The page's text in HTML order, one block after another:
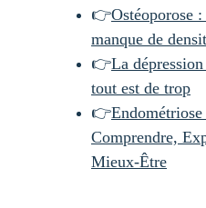
👉Ostéoporose
manque de
👉La
tout est de trop
👉
Comprendre,
Mieux-Être